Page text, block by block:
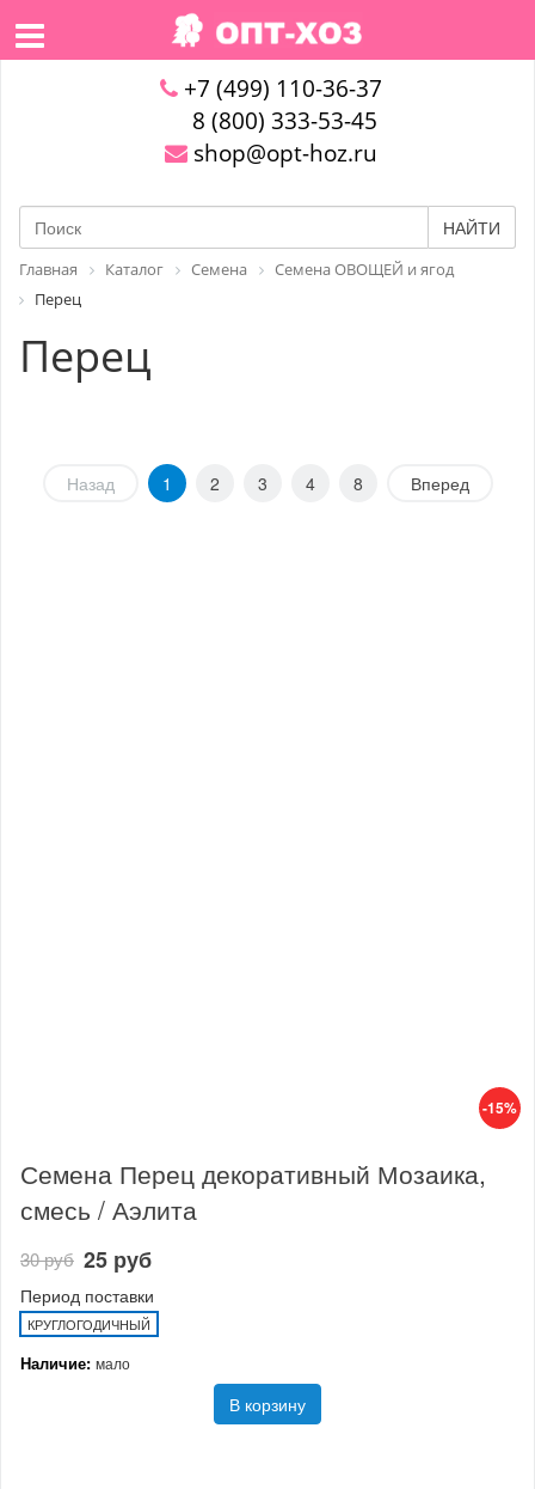
+7 (499) 110-36-37
8 (800) 333-53-45
shop@opt-hoz.ru
НАЙТИ
Главная Каталог Семена
Семена ОВОЩЕЙ и ягод
Перец
Перец
Назад 1 2 3 4 8 Вперед
-15%
Семена Перец декоративный Мозаика,
смесь / Аэлита
30 руб 25 руб
Период поставки
КРУГЛОГОДИЧНЫЙ
Наличие: мало
В корзину